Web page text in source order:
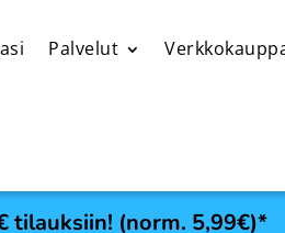
Palvelut
tilauksiin! (norm. 5,99€)*